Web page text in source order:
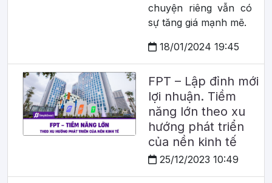
chuyện riêng vẫn có
sự tăng giá mạnh mẽ.
18/01/2024 19:45
FPT – Lập đỉnh mới
lợi nhuận. Tiềm
năng lớn theo xu
hướng phát triển
của nền kinh tế
25/12/2023 10:49